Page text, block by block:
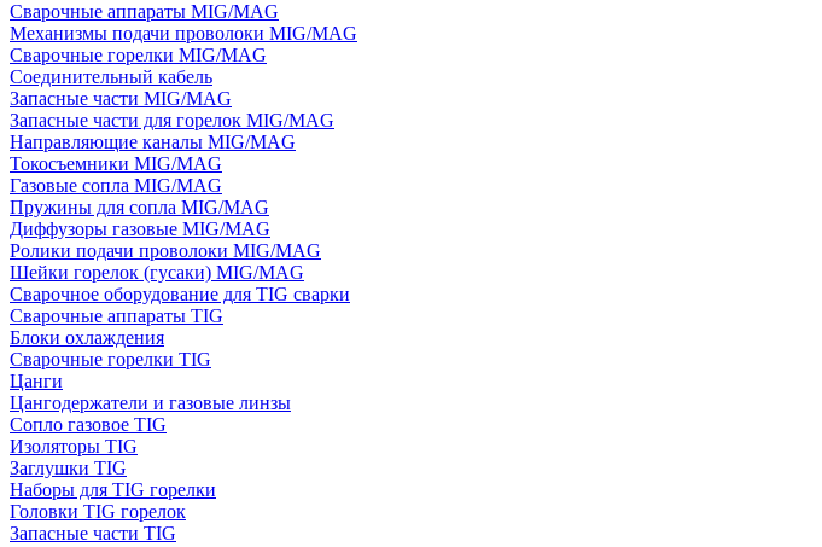
Сварочные аппараты MIG/MAG
Механизмы подачи проволоки MIG/MAG
Сварочные горелки MIG/MAG
Соединительный кабель
Запасные части MIG/MAG
Запасные части для горелок MIG/MAG
Направляющие каналы MIG/MAG
Токосъемники MIG/MAG
Газовые сопла MIG/MAG
Пружины для сопла MIG/MAG
Диффузоры газовые MIG/MAG
Ролики подачи проволоки MIG/MAG
Шейки горелок (гусаки) MIG/MAG
Сварочное оборудование для TIG сварки
Сварочные аппараты TIG
Блоки охлаждения
Сварочные горелки TIG
Цанги
Цангодержатели и газовые линзы
Сопло газовое TIG
Изоляторы TIG
Заглушки TIG
Наборы для TIG горелки
Головки TIG горелок
Запасные части TIG